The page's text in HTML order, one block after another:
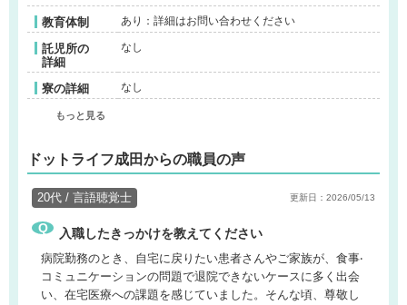
教育体制 あり：詳細はお問い合わせください
託児所の
詳細
なし
寮の詳細 なし
もっと見る
ドットライフ成田からの職員の声
20代 / 言語聴覚士 更新日：2026/05/13
入職したきっかけを教えてください
病院勤務のとき、自宅に戻りたい患者さんやご家族が、食事‧
コミュニケーションの問題で退院できないケースに多く出会
い、在宅医療への課題を感じていました。そんな頃、尊敬し